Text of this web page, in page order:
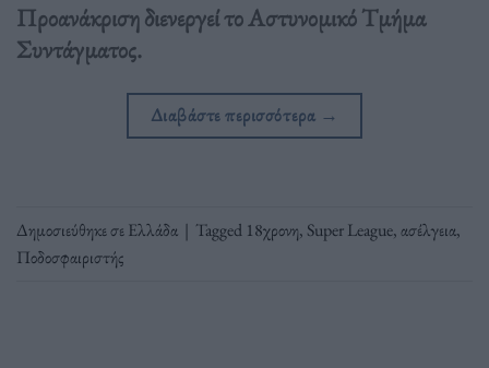
Προανάκριση διενεργεί το Αστυνομικό Τμήμα
Συντάγματος.
Διαβάστε περισσότερα →
Δημοσιεύθηκε σεΕλλάδα | Tagged 18χρονη, Super League,ασέλγεια,
Ποδοσφαιριστής